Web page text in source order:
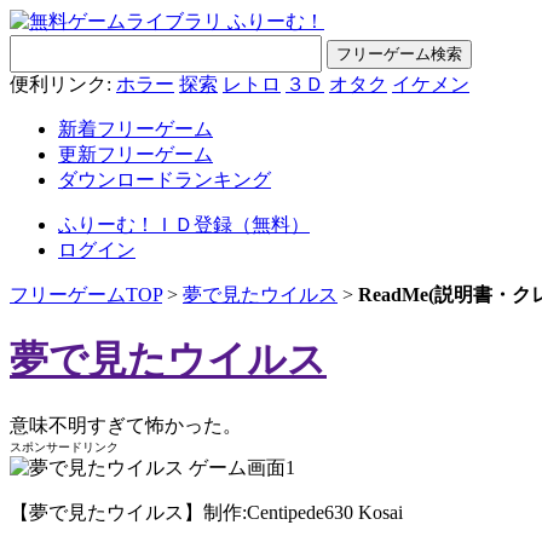
便利リンク: ホラー 探索 レトロ ３Ｄ オタク イケメン
新着フリーゲーム
更新フリーゲーム
ダウンロードランキング
ふりーむ！ＩＤ登録（無料）
ログイン
フリーゲームTOP> 夢で見たウイルス > ReadMe(説明書・ク
夢で見たウイルス
意味不明すぎて怖かった。
スポンサードリンク
【夢で見たウイルス】制作:Centipede630 Kosai